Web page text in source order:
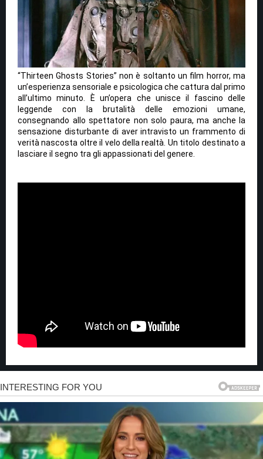
“Thirteen Ghosts Stories” non è soltanto un film horror, ma
un’esperienza sensoriale e psicologica che cattura dal primo
all’ultimo minuto. È un’opera che unisce il fascino delle
leggende con la brutalità delle emozioni umane,
consegnando allo spettatore non solo paura, ma anche la
sensazione disturbante di aver intravisto un frammento di
verità nascosta oltre il velo della realtà. Un titolo destinato a
lasciare il segno tra gli appassionati del genere.